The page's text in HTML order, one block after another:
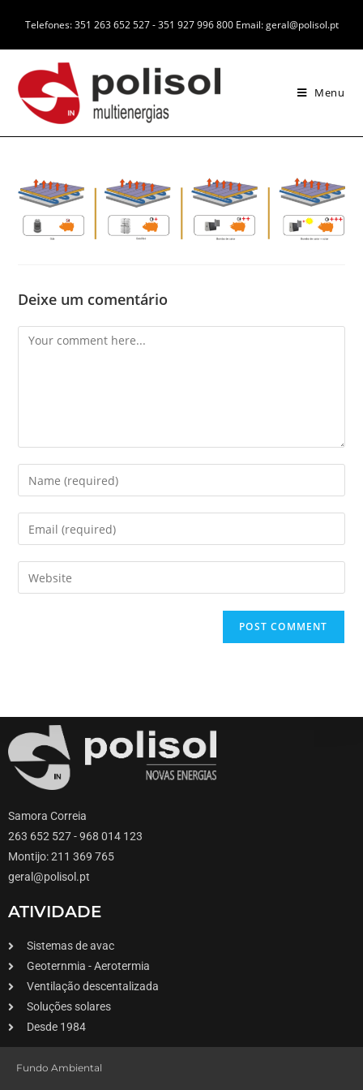
Telefones: 351 263 652 527 - 351 927 996 800 Email: geral@polisol.pt
Menu
Deixe um comentário
Samora Correia
263 652 527 - 968 014 123
Montijo: 211 369 765
geral@polisol.pt
ATIVIDADE
Sistemas de avac
Geoternmia - Aerotermia
Ventilação descentalizada
Soluções solares
Desde 1984
Fundo Ambiental